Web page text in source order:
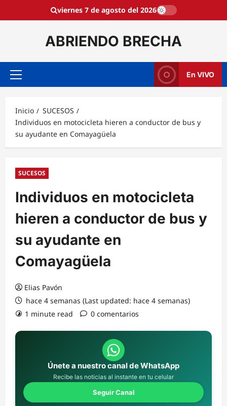
viernes 7 de agosto del 2026
ABRIENDO BRECHA
Menú
En VIVO
Inicio
SUCESOS
Individuos en motocicleta hieren a conductor de bus y
su ayudante en Comayagüela
SUCESOS
Individuos en motocicleta
hieren a conductor de bus y
su ayudante en
Comayagüela
Elias Pavón
hace 4 semanas (Last updated: hace 4 semanas)
1 minute read
0 comentarios
Únete a nuestro canal de WhatsApp
Recibe las noticias al instante en tu celular
Seguir Canal